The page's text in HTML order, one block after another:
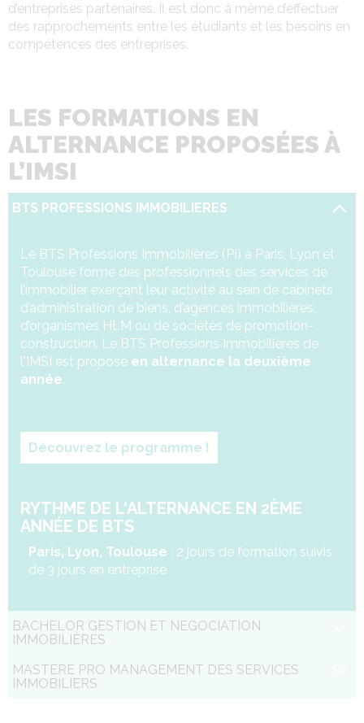
d’entreprises partenaires. Il est donc à même d’effectuer
des rapprochements entre les étudiants et les besoins en
compétences des entreprises.
LES FORMATIONS EN
ALTERNANCE PROPOSÉES À
L’IMSI
BTS PROFESSIONS IMMOBILIÈRES
Le BTS Professions Immobilières (PI) à Paris, Lyon et
Toulouse forme des professionnels des services de
l’immobilier exerçant leur activité au sein de cabinets
d’administration de biens, d’agences immobilières,
d’organismes HLM ou de sociétés de promotion-
construction. Le BTS Professions Immobilières de
l'IMSI est proposé en alternance la deuxième
année.
Découvrez le programme !
RYTHME DE L'ALTERNANCE EN 2ÈME
ANNÉE DE BTS
Paris, Lyon, Toulouse : 2 jours de formation suivis
de 3 jours en entreprise
BACHELOR GESTION ET NÉGOCIATION
IMMOBILIÈRES
MASTÈRE PRO MANAGEMENT DES SERVICES
IMMOBILIERS